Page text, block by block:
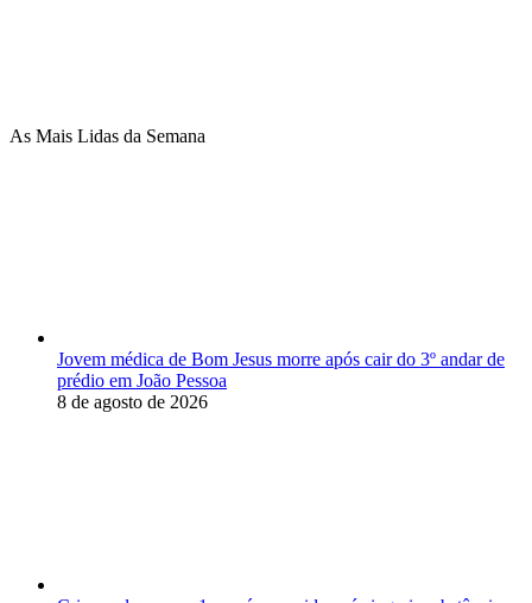
As Mais Lidas da Semana
Jovem médica de Bom Jesus morre após cair do 3º andar de
prédio em João Pessoa
8 de agosto de 2026